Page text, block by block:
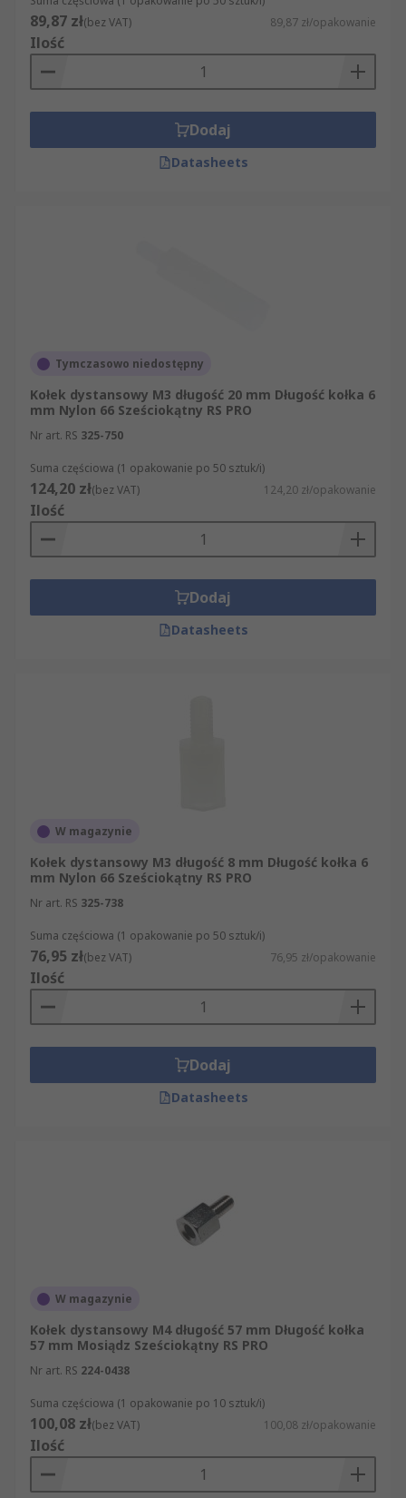
89,87 zł(bez VAT) 89,87 zł/opakowanie
Ilość
Dodaj
Datasheets
Tymczasowo niedostępny
Kołek dystansowy M3 długość 20 mm Długość kołka 6
mm Nylon 66 Sześciokątny RS PRO
Nr art. RS 325-750
Suma częściowa (1 opakowanie po 50 sztuk/i)
124,20 zł(bez VAT) 124,20 zł/opakowanie
Ilość
Dodaj
Datasheets
W magazynie
Kołek dystansowy M3 długość 8 mm Długość kołka 6
mm Nylon 66 Sześciokątny RS PRO
Nr art. RS 325-738
Suma częściowa (1 opakowanie po 50 sztuk/i)
76,95 zł(bez VAT) 76,95 zł/opakowanie
Ilość
Dodaj
Datasheets
W magazynie
Kołek dystansowy M4 długość 57 mm Długość kołka
57 mm Mosiądz Sześciokątny RS PRO
Nr art. RS 224-0438
Suma częściowa (1 opakowanie po 10 sztuk/i)
100,08 zł(bez VAT) 100,08 zł/opakowanie
Ilość